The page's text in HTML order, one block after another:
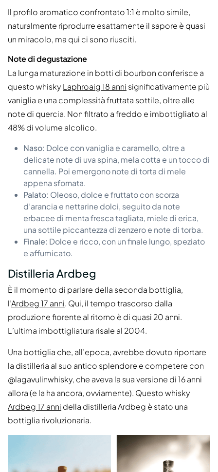
Il profilo aromatico confrontato 1:1 è molto simile,
naturalmente riprodurre esattamente il sapore è quasi
un miracolo, ma qui ci sono riusciti.
Note di degustazione
La lunga maturazione in botti di bourbon conferisce a
questo whisky Laphroaig 18 anni significativamente più
vaniglia e una complessità fruttata sottile, oltre alle
note di quercia. Non filtrato a freddo e imbottigliato al
48% di volume alcolico.
Naso: Dolce con vaniglia e caramello, oltre a
delicate note di uva spina, mela cotta e un tocco di
cannella. Poi emergono note di torta di mele
appena sfornata.
Palato: Oleoso, dolce e fruttato con scorza
d’arancia e nettarine dolci, seguito da note
erbacee di menta fresca tagliata, miele di erica,
una sottile piccantezza di zenzero e note di torba.
Finale: Dolce e ricco, con un finale lungo, speziato
e affumicato.
Distilleria Ardbeg
È il momento di parlare della seconda bottiglia,
l’Ardbeg 17 anni. Qui, il tempo trascorso dalla
produzione fiorente al ritorno è di quasi 20 anni.
L’ultima imbottigliatura risale al 2004.
Una bottiglia che, all’epoca, avrebbe dovuto riportare
la distilleria al suo antico splendore e competere con
@lagavulinwhisky, che aveva la sua versione di 16 anni
allora (e la ha ancora, ovviamente). Questo whisky
Ardbeg 17 anni della distilleria Ardbeg è stato una
bottiglia rivoluzionaria.